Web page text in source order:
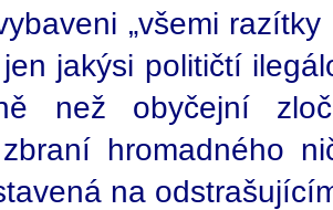
„všemi
jakýsi političtí
než obyčejní
hromadného
na